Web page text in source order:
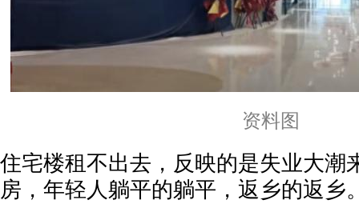
资料图
住宅楼租不出去，反映的是失业大潮
房，年轻人躺平的躺平，返乡的返乡